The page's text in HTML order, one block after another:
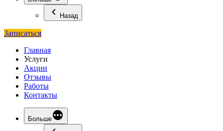
Назад
Записаться
Главная
Услуги
Акции
Отзывы
Работы
Контакты
Больше